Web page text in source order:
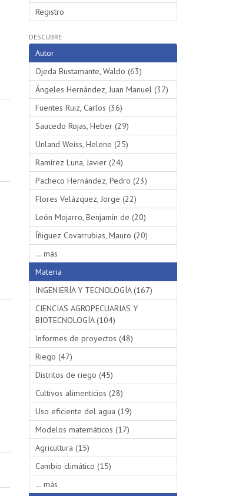
Registro
DESCUBRE
Autor
Ojeda Bustamante, Waldo (63)
Ángeles Hernández, Juan Manuel (37)
Fuentes Ruiz, Carlos (36)
Saucedo Rojas, Heber (29)
Unland Weiss, Helene (25)
Ramírez Luna, Javier (24)
Pacheco Hernández, Pedro (23)
Flores Velázquez, Jorge (22)
León Mojarro, Benjamín de (20)
Íñiguez Covarrubias, Mauro (20)
... más
Materia
INGENIERÍA Y TECNOLOGÍA (167)
CIENCIAS AGROPECUARIAS Y
BIOTECNOLOGÍA (104)
Informes de proyectos (48)
Riego (47)
Distritos de riego (45)
Cultivos alimenticios (28)
Uso eficiente del agua (19)
Modelos matemáticos (17)
Agricultura (15)
Cambio climático (15)
... más